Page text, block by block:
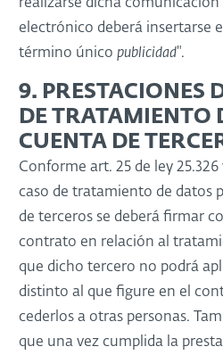
realizarse dicha
electrónico deberá insertarse
término único publicidad".
9. PRESTACIONES
DE TRATAMIENTO
CUENTA DE
Conforme art. 25 de ley
caso de tratamiento de datos
de terceros se deberá firmar
contrato en relación al
que dicho tercero no podrá
distinto al que figure en el
cederlos a otras personas.
que una vez cumplida la